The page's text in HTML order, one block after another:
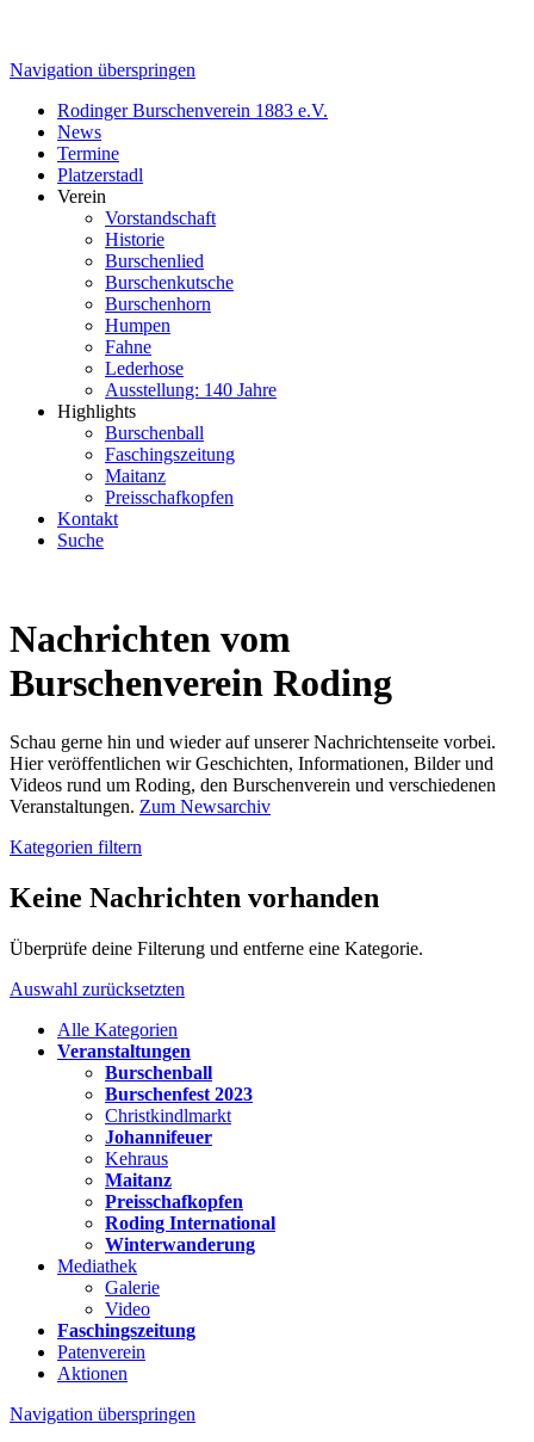
Navigation überspringen
Rodinger Burschenverein 1883 e.V.
News
Termine
Platzerstadl
Verein
Vorstandschaft
Historie
Burschenlied
Burschenkutsche
Burschenhorn
Humpen
Fahne
Lederhose
Ausstellung: 140 Jahre
Highlights
Burschenball
Faschingszeitung
Maitanz
Preisschafkopfen
Kontakt
Suche
Nachrichten vom
Burschenverein Roding
Schau gerne hin und wieder auf unserer Nachrichtenseite vorbei.
Hier veröffentlichen wir Geschichten, Informationen, Bilder und
Videos rund um Roding, den Burschenverein und verschiedenen
Veranstaltungen. Zum Newsarchiv
Kategorien filtern
Keine Nachrichten vorhanden
Überprüfe deine Filterung und entferne eine Kategorie.
Auswahl zurücksetzten
Alle Kategorien
Veranstaltungen
Burschenball
Burschenfest 2023
Christkindlmarkt
Johannifeuer
Kehraus
Maitanz
Preisschafkopfen
Roding International
Winterwanderung
Mediathek
Galerie
Video
Faschingszeitung
Patenverein
Aktionen
Navigation überspringen